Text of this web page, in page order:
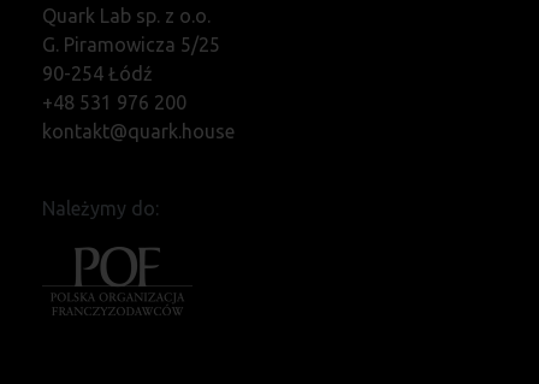
Quark Lab sp. z o.o.
G. Piramowicza 5/25
90-254 Łódź
+48 531 976 200
kontakt@quark.house
Należymy do: